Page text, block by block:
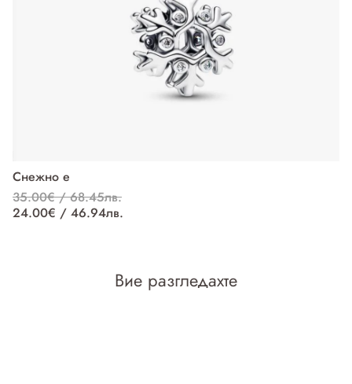
Снежно е
35.00€ / 68.45лв.
24.00€ / 46.94лв.
Вие разгледахте